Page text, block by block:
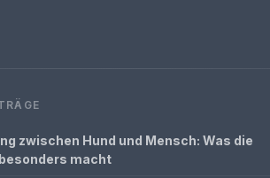
zwischen Hund und Mensch: Was die
macht